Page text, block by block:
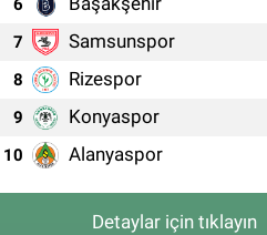
7 Samsunspor
8 Rizespor
9 Konyaspor
10 Alanyaspor
Detaylar için tıklayın